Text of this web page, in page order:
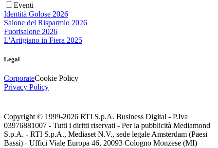
Eventi
Identità Golose 2026
Salone del Risparmio 2026
Fuorisalone 2026
L'Artigiano in Fiera 2025
Legal
CorporateCookie Policy
Privacy Policy
Copyright © 1999-2026 RTI S.p.A. Business Digital - P.Iva
03976881007 - Tutti i diritti riservati - Per la pubblicità Mediamond
S.p.A. - RTI S.p.A., Mediaset N.V., sede legale Amsterdam (Paesi
Bassi) - Uffici Viale Europa 46, 20093 Cologno Monzese (MI)